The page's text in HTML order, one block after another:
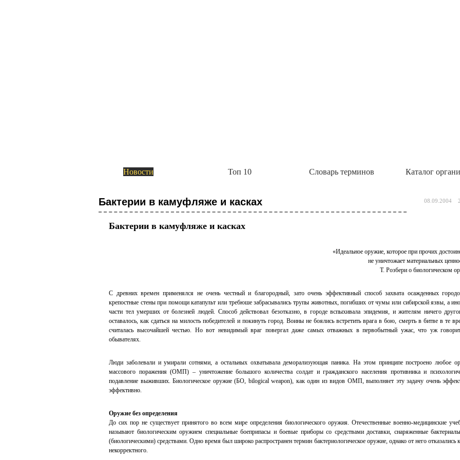
Новости Топ 10 Словарь терминов Каталог
Академия Биотехнологии
ГК Алкор Био получила регистрационное удостоверение Росздравнадзора на свой новый набор реагентов «Интифика SARS-CoV-2» для
коронавируса SARS-CoV-2 методом ОТ-ПЦР с флуоресцентной детекцией в режиме реального времени.
Исследователи разрабатывают
Персонализированная медицина возведена в крайнюю степень: противораковые вакцины создаются
каждого пациента в соответствии со специфическими мутациями его опухоли. Первые клинические
испытания позволяют надеяться, что крайность однажды стан...
Компания AstraZeneca начинает крупнейший
секвенированию 2 миллионов геномов
Одна из крупнейших в мире фармацевтических компанийAstraZeneca запустила крупный проект,
Биотехнология
Технологию CRISPR можно использовать для
Бактерии в камуфляже и касках 08.09.2004
Бактерии в камуфляже и касках
«Идеальное оружие, которое при прочих
не уничтожает материальных
Т. Розбери о биологическом
С древних времен применялся не очень честный и благородный, зато очень эффективный способ захвата осажденных
крепостные стены при помощи катапульт или требюше забрасывались трупы животных, погибших от чумы или сибирской язвы, а
части тел умерших от болезней людей. Способ действовал безотказно, в городе вспыхивала эпидемия, и жителям ничего
оставалось, как сдаться на милость победителей и покинуть город. Воины не боялись встретить врага в бою, смерть в битве в те
считалась высочайшей честью. Но вот невидимый враг повергал даже самых отважных в первобытный ужас, что уж
обывателях.
Люди заболевали и умирали сотнями, а остальных охватывала деморализующая паника. На этом принципе построено любое
массового поражения (ОМП) – уничтожение большого количества солдат и гражданского населения противника и
подавление выживших. Биологическое оружие (БО, bilogical weapon), как один из видов ОМП, выполняет эту задачу очень
эффективно.
Оружие без определения
До сих пор не существует принятого во всем мире определения биологического оружия. Отечественные военно-медицинские
называют биологическим оружием специальные боеприпасы и боевые приборы со средствами доставки, снаряженные
(биологическими) средствами. Одно время был широко распространен термин бактериологическое оружие, однако от него отказались
некорректного.